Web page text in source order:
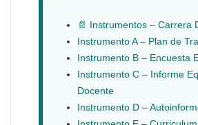
📄 Instrumentos – Carrera
Instrumento A – Plan de
Instrumento B – Encuesta
Instrumento C – Informe
Docente
Instrumento D –